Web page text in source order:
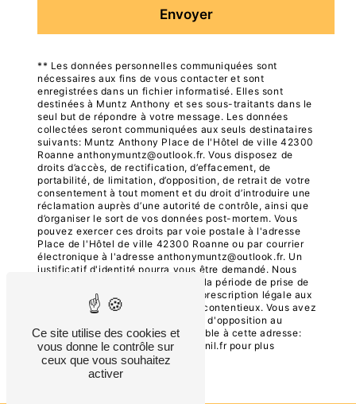
Envoyer
** Les données personnelles communiquées sont
nécessaires aux fins de vous contacter et sont
enregistrées dans un fichier informatisé. Elles sont
destinées à Muntz Anthony et ses sous-traitants dans le
seul but de répondre à votre message. Les données
collectées seront communiquées aux seuls destinataires
suivants: Muntz Anthony Place de l'Hôtel de ville 42300
Roanne anthonymuntz@outlook.fr. Vous disposez de
droits d’accès, de rectification, d’effacement, de
portabilité, de limitation, d’opposition, de retrait de votre
consentement à tout moment et du droit d’introduire une
réclamation auprès d’une autorité de contrôle, ainsi que
d’organiser le sort de vos données post-mortem. Vous
pouvez exercer ces droits par voie postale à l'adresse
Place de l'Hôtel de ville 42300 Roanne ou par courrier
électronique à l'adresse anthonymuntz@outlook.fr. Un
justificatif d'identité pourra vous être demandé. Nous
conservons vos données pendant la période de prise de
contact puis pendant la durée de prescription légale aux
fins probatoires et de gestion des contentieux. Vous avez
le droit de vous inscrire sur la liste d'opposition au
démarchage téléphonique, disponible à cette adresse:
Bloctel.gouv.fr. Consultez le site cnil.fr pour plus
d’informations sur vos droits.
Ce site utilise des cookies et
vous donne le contrôle sur
ceux que vous souhaitez
activer